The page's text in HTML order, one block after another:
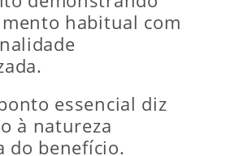
habitual com
essencial diz
à natureza
do benefício.